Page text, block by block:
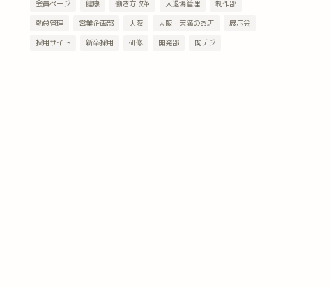
会員ページ
健康 働き方改革 入退場管理
制作部
勤怠管理
営業企画部 大阪 大阪・天満のお店
展示会
採用サイト
新卒採用 研修 開発部 関デジ